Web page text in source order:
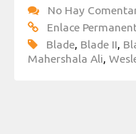
No Hay
Enlace
Blade, Blade II,
Mahershala Ali,